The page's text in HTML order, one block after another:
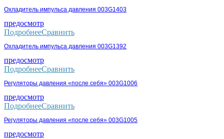
Охладитель импульса давления 003G1403
предосмотр
ПодробнееСравнить
Охладитель импульса давления 003G1392
предосмотр
ПодробнееСравнить
Регуляторы давления «после себя» 003G1006
предосмотр
ПодробнееСравнить
Регуляторы давления «после себя» 003G1005
предосмотр